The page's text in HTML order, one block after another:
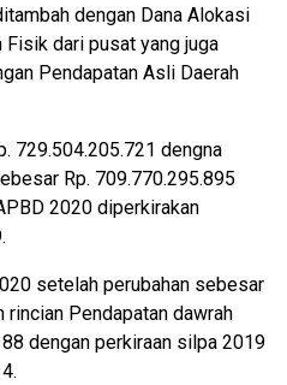
dengan Dana Alokasi
Fisik dari pusat yang juga
Pendapatan Asli Daerah
729.504.205.721 dengna
Rp. 709.770.295.895
2020 diperkirakan
setelah perubahan sebesar
rincian Pendapatan dawrah
dengan perkiraan silpa 2019